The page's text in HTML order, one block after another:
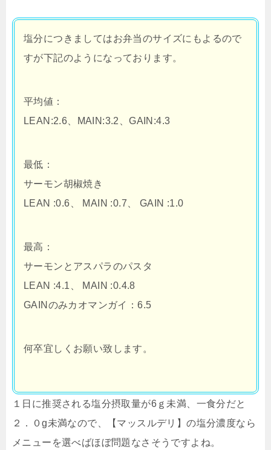
塩分につきましてはお弁当のサイズにもよるので
すが下記のようになっております。
平均値：
LEAN:2.6、MAIN:3.2、GAIN:4.3
最低：
サーモン胡椒焼き
LEAN :0.6、 MAIN :0.7、 GAIN :1.0
最高：
サーモンとアスパラのパスタ
LEAN :4.1、 MAIN :0.4.8
GAINのみカオマンガイ：6.5
何卒宜しくお願い致します。
１日に推奨される塩分摂取量が6ｇ未満、一食分だと
２．０g未満なので、【マッスルデリ】の塩分濃度なら
メニューを選べばほぼ問題なさそうですよね。